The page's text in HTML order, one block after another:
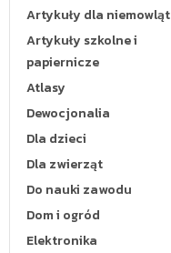
Artykuły dla niemowląt
Artykuły szkolne i
papiernicze
Atlasy
Dewocjonalia
Dla dzieci
Dla zwierząt
Do nauki zawodu
Dom i ogród
Elektronika